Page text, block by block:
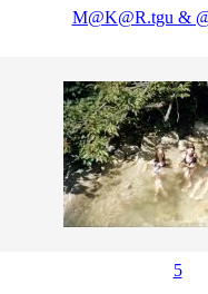
M@K@R.tgu &
5